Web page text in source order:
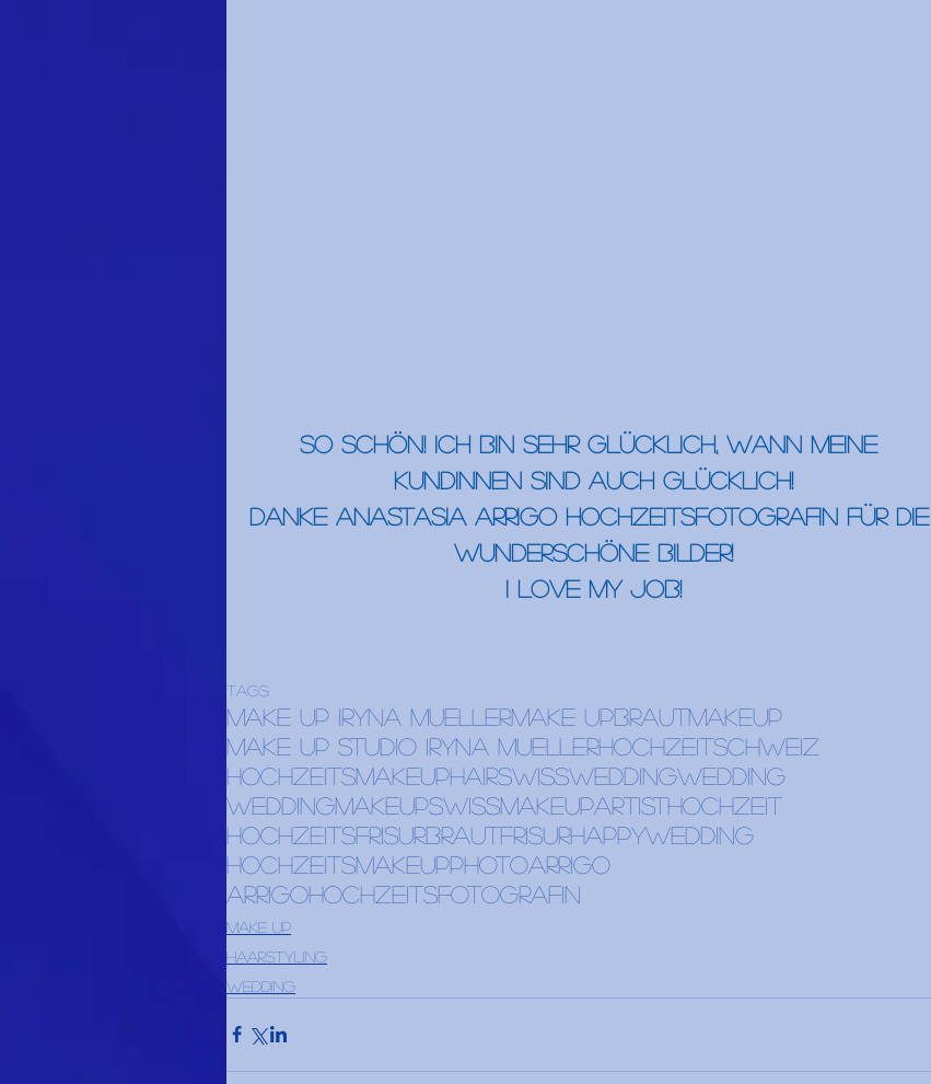
So schön! Ich bin sehr glücklich, wann meine
Kundinnen sind auch glücklich!
Danke Anastasia Arrigo Hochzeitsfotografin für die
wunderschöne Bilder!
I love my job!
Tags:
make up iryna muellermake upbrautmakeup
make up studio iryna muellerhochzeitschweiz
hochzeitsmakeuphairswissweddingwedding
weddingmakeupswissmakeupartisthochzeit
hochzeitsfrisurbrautfrisurhappywedding
hochzeitsmakeupphotoarrigo
arrigohochzeitsfotografin
Make up
Haarstyling
Wedding